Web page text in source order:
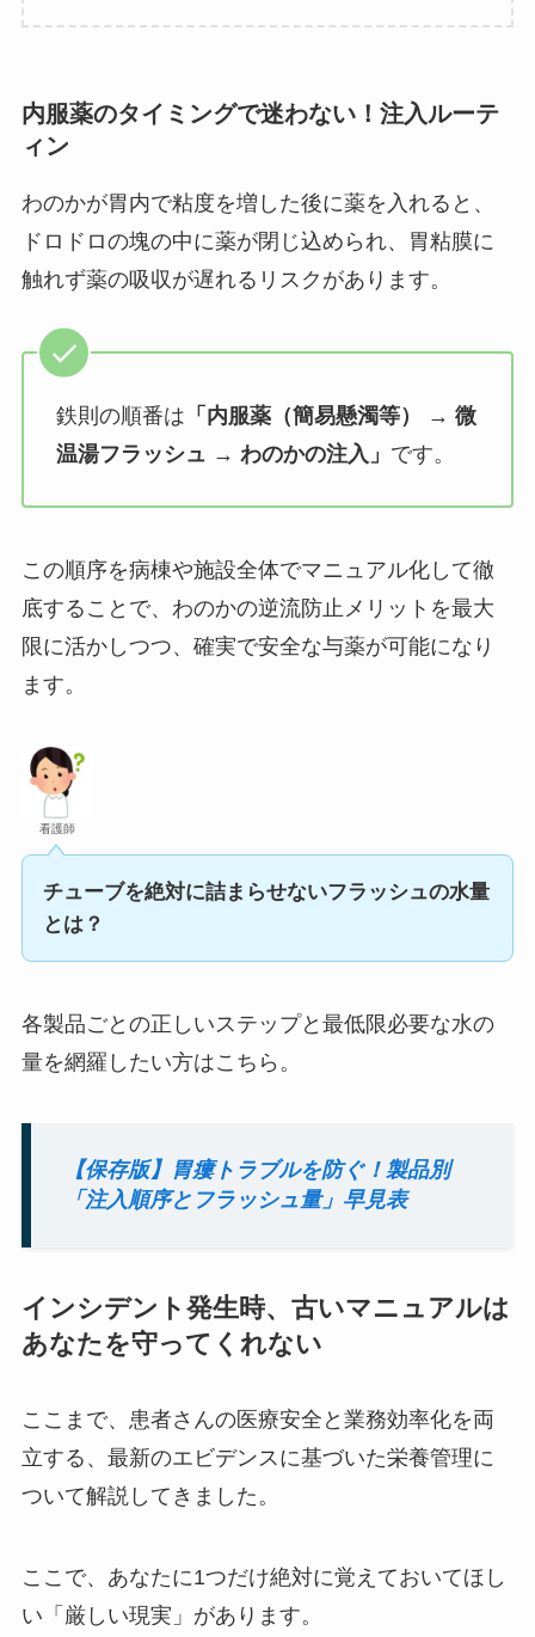
内服薬のタイミングで迷わない！注入ルーテ
ィン
わのかが胃内で粘度を増した後に薬を入れると、
ドロドロの塊の中に薬が閉じ込められ、胃粘膜に
触れず薬の吸収が遅れるリスクがあります。
鉄則の順番は 「内服薬（簡易懸濁等） → 微
温湯フラッシュ → わのかの注入」 です。
この順序を病棟や施設全体でマニュアル化して徹
底することで、わのかの逆流防止メリットを最大
限に活かしつつ、確実で安全な与薬が可能になり
ます。
看護師
チューブを絶対に詰まらせないフラッシュの水量
とは？
各製品ごとの正しいステップと最低限必要な水の
量を網羅したい方はこちら。
【保存版】胃瘻トラブルを防ぐ！製品別
「注入順序とフラッシュ量」早見表
インシデント発生時、古いマニュアルは
あなたを守ってくれない
ここまで、患者さんの医療安全と業務効率化を両
立する、最新のエビデンスに基づいた栄養管理に
ついて解説してきました。
ここで、あなたに1つだけ絶対に覚えておいてほし
い「厳しい現実」があります。